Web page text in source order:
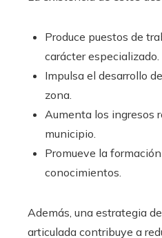
Produce puestos de
carácter especializado.
Impulsa el desarrollo
zona.
Aumenta los ingresos
municipio.
Promueve la
conocimientos.
Además, una estrategia
articulada contribuye a